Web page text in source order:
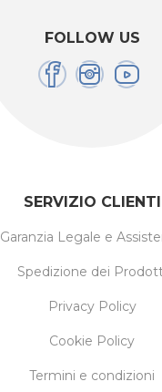
FOLLOW US
SERVIZIO CLIENTI
Garanzia Legale e
Spedizione dei
Privacy Policy
Cookie Policy
Termini e condizioni